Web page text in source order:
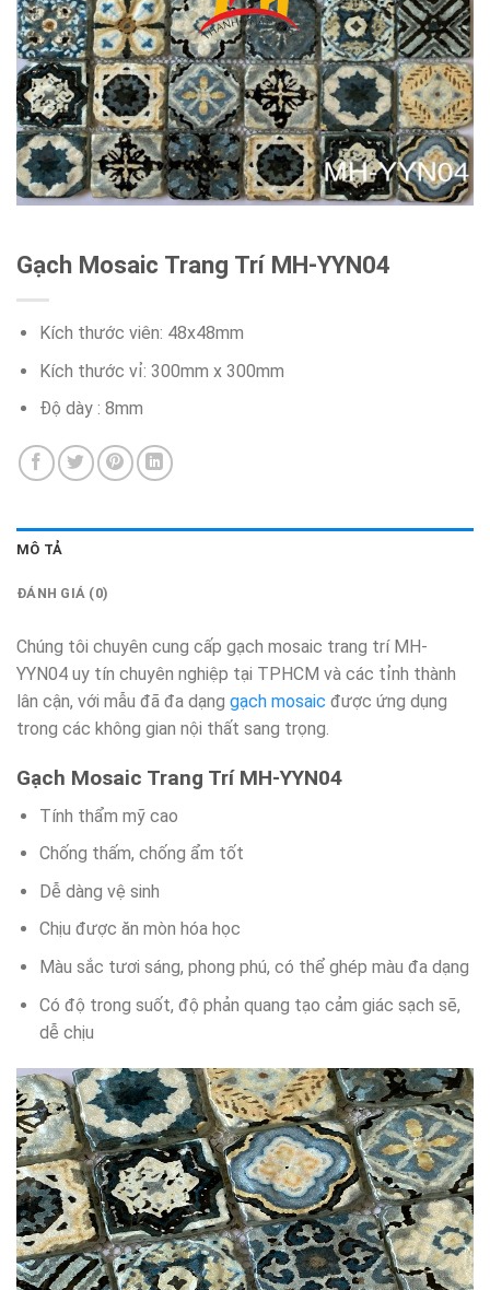
Gạch Mosaic Trang Trí MH-YYN04
Kích thước viên: 48x48mm
Kích thước vỉ: 300mm x 300mm
Độ dày : 8mm
MÔ TẢ
ĐÁNH GIÁ (0)
Chúng tôi chuyên cung cấp gạch mosaic trang trí MH-
YYN04 uy tín chuyên nghiệp tại TPHCM và các tỉnh thành
lân cận, với mẫu đã đa dạng gạch mosaic được ứng dụng
trong các không gian nội thất sang trọng.
Gạch Mosaic Trang Trí MH-YYN04
Tính thẩm mỹ cao
Chống thấm, chống ẩm tốt
Dễ dàng vệ sinh
Chịu được ăn mòn hóa học
Màu sắc tươi sáng, phong phú, có thể ghép màu đa dạng
Có độ trong suốt, độ phản quang tạo cảm giác sạch sẽ,
dễ chịu